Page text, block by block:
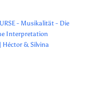
- Musikalität - Die
Interpretation
Héctor & Silvina